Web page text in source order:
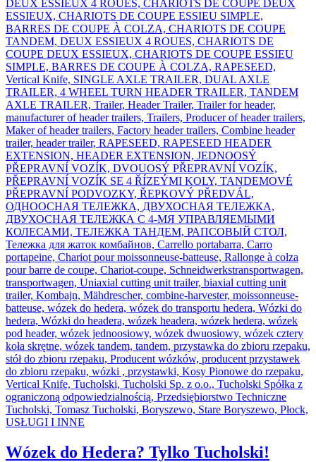
USŁUGI I INNE
Wózek do Hedera? Tylko Tucholski!